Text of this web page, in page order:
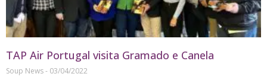
TAP Air Portugal visita Gramado e Canela
Soup News
03/04/2022